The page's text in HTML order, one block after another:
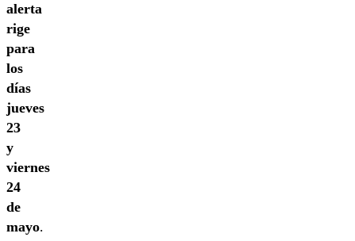
alerta
rige
para
los
días
jueves
23
y
viernes
24
de
mayo.